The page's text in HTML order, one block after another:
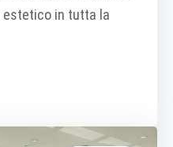
in tutta la